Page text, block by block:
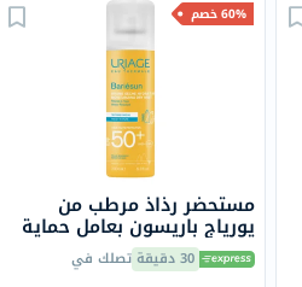
60% خصم
مستحضر رذاذ مرطب من
يورياج باريسون بعامل حماية
من الشمس 50+، للبشرة
الحساسة - 200 مل
30 دقيقة تصلك في